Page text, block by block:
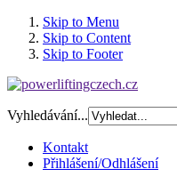
Skip to Menu
Skip to Content
Skip to Footer
Vyhledávání...
Kontakt
Přihlášení/Odhlášení